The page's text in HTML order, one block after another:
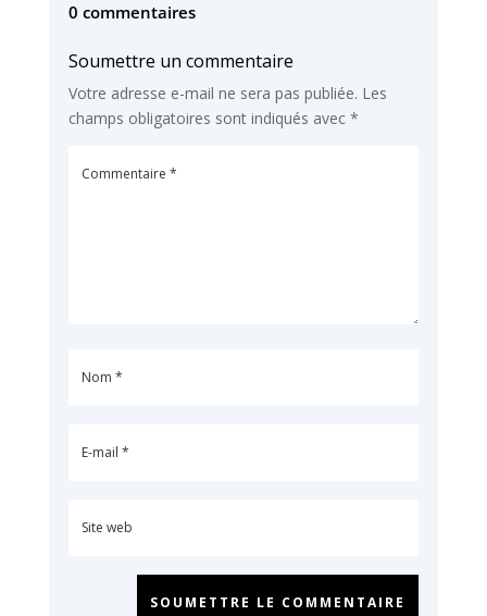
0 commentaires
Soumettre un commentaire
Votre adresse e-mail ne sera pas publiée. Les
champs obligatoires sont indiqués avec *
SOUMETTRE LE COMMENTAIRE